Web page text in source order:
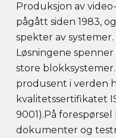
Produksjon av
pågått siden 1983,
spekter av systemer.
Løsningene spenner
store
produsent i verden
kvalitetssertifikatet
9001).På forespørsel
dokumenter og